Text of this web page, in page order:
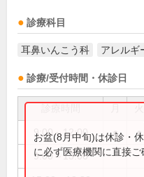
診療科目
耳鼻いんこう科 アレルギ
診療/受付時間・休診日
9:00～12:00 ● ●
9:00～13:00
お盆(8月中旬)は休診・
に必ず医療機関に直接ご